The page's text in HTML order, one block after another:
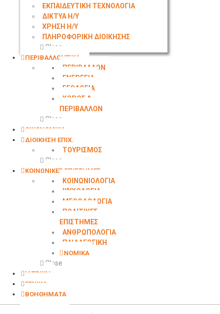
ΕΚΠΑΙΔΕΥΤΙΚΗ ΤΕΧΝΟΛΟΓΙΑ
ΔΙΚΤΥΑ Η/Υ
ΧΡΗΣΗ Η/Υ
ΠΛΗΡΟΦΟΡΙΚΗ ΔΙΟΙΚΗΣΗΣ
Close
ΠΕΡΙΒΑΛΛΟΝΤΙΚΑ
ΠΕΡΙΒΑΛΛΟΝ
ΕΝΕΡΓΕΙΑ
ΓΕΩΛOΓΙΑ
ΧΩΡΟΣ &
ΠΕΡΙΒΑΛΛΟΝ
Close
ΟΙΚΟΝΟΜΙΚΑ
ΔΙΟΙΚΗΣΗ ΕΠΙΧ.
ΤΟΥΡΙΣΜΟΣ
Close
ΚΟΙΝΩΝΙΚΕΣ ΕΠΙΣΤΗΜΕΣ
ΚΟΙΝΩΝΙΟΛΟΓΙΑ
ΨΥΧΟΛΟΓΙΑ
ΜΕΘΟΔΟΛΟΓΙΑ
ΠΟΛΙΤΙΚΕΣ
ΕΠΙΣΤΗΜΕΣ
ΑΝΘΡΩΠΟΛΟΓΙΑ
ΠΑΙΔΑΓΩΓΙΚΗ
ΝΟΜΙΚΑ
Close
ΙΑΤΡΙΚΗ
ΓΕΝΙΚΑ
ΒΟΗΘΗΜΑΤΑ